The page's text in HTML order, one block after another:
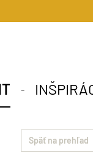
Späť na prehľad